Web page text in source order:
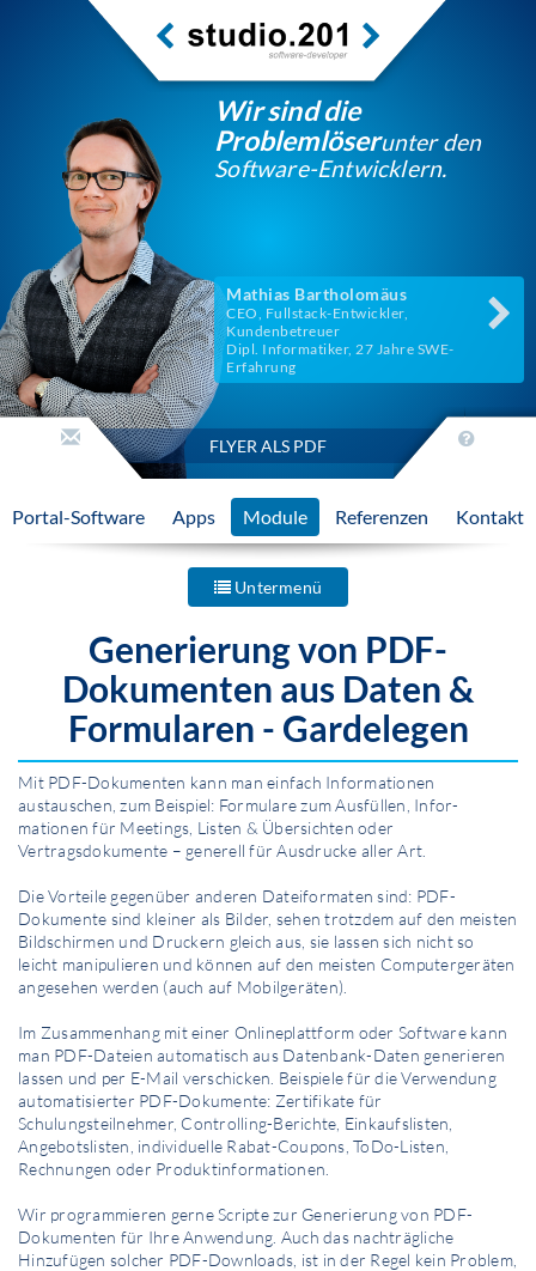
Wir sind die
Problemlöserunter den
Software-Entwicklern.
Mathias Bartholomäus
CEO, Fullstack-Entwickler,
Kundenbetreuer
Dipl. Informatiker, 27 Jahre SWE-
Erfahrung
FLYER ALS PDF
Portal-Software Apps Module Referenzen Kontakt
Untermenü
Generierung von PDF-
Dokumenten aus Daten &
Formularen - Gardelegen
Mit PDF-Dokumenten kann man einfach Infor­mationen
austauschen, zum Beispiel: Formulare zum Ausfüllen, Infor­
mationen für Meetings, Listen & Übersichten oder
Vertragsdokumente – generell für Ausdrucke aller Art.
Die Vorteile gegenüber anderen Dateiformaten sind: PDF-
Dokumente sind kleiner als Bilder, sehen trotzdem auf den meisten
Bildschirmen und Druckern gleich aus, sie lassen sich nicht so
leicht manipulieren und können auf den meisten Computergeräten
angesehen werden (auch auf Mobilgeräten).
Im Zusammenhang mit einer Onlineplattform oder Software kann
man PDF-Dateien automatisch aus Datenbank-Daten generieren
lassen und per E-Mail verschicken. Beispiele für die Verwendung
automatisierter PDF-Dokumente: Zertifikate für
Schulungsteilnehmer, Controlling-Berichte, Einkaufslisten,
Angebotslisten, individuelle Rabat-Coupons, ToDo-Listen,
Rechnungen oder Produktinformationen.
Wir programmieren gerne Scripte zur Generierung von PDF-
Dokumenten für Ihre Anwendung. Auch das nachträgliche
Hinzufügen solcher PDF-Downloads, ist in der Regel kein Problem,